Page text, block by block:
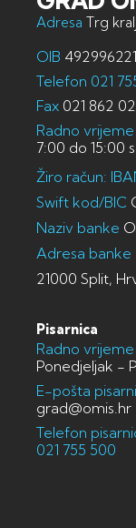
Adresa Trg
OIB
Telefon 021
Fax 021 862
Radno vrijeme
7:00 do 15:00
Žiro račun:
Swift kod/BIC
Naziv banke
Adresa banke
21000 Split,
Pisarnica
Radno
Ponedjeljak -
E-pošta
grad@omis.hr
Telefon
021 755 500